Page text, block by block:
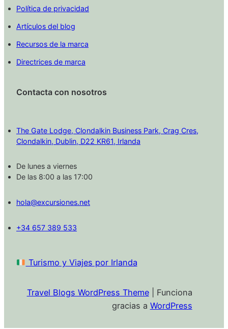
Política de privacidad
Artículos del blog
Recursos de la marca
Directrices de marca
Contacta con nosotros
The Gate Lodge, Clondalkin Business Park, Crag Cres,
Clondalkin, Dublin, D22 KR61, Irlanda
De lunes a viernes
De las 8:00 a las 17:00
hola@excursiones.net
+34 657 389 533
Turismo y Viajes por Irlanda
Travel Blogs WordPress Theme| Funciona
gracias a WordPress